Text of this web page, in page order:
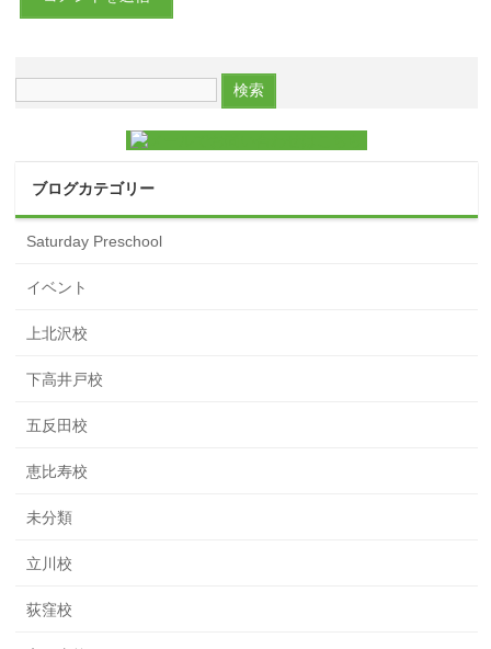
ブログカテゴリー
Saturday Preschool
イベント
上北沢校
下高井戸校
五反田校
恵比寿校
未分類
立川校
荻窪校